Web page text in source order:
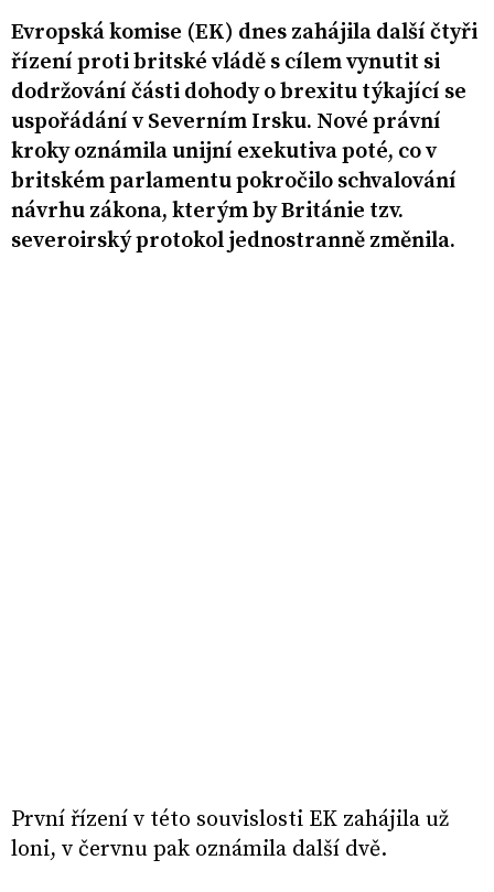
Evropská komise (EK) dnes zahájila další čtyři
řízení proti britské vládě s cílem vynutit si
dodržování části dohody o brexitu týkající se
uspořádání v Severním Irsku. Nové právní
kroky oznámila unijní exekutiva poté, co v
britském parlamentu pokročilo schvalování
návrhu zákona, kterým by Británie tzv.
severoirský protokol jednostranně změnila.
První řízení v této souvislosti EK zahájila už
loni, v červnu pak oznámila další dvě.